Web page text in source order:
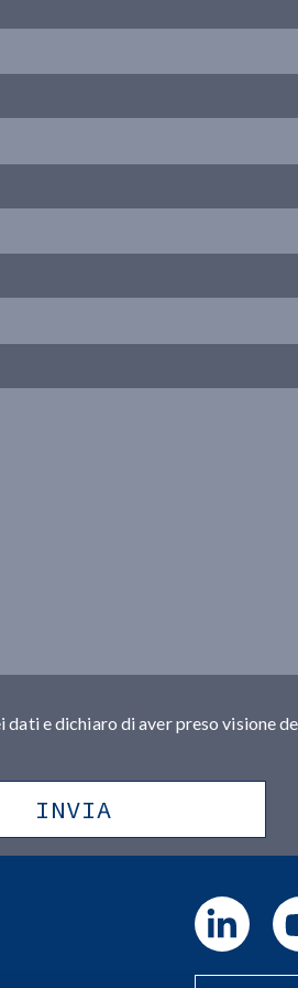
e dichiaro di aver preso visione